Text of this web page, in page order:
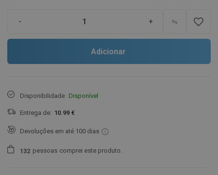
- + favorite_border
Adicionar
Disponibilidade: Disponível
Entrega de: 10.99 €
Devoluções em até 100 dias
1 32 pessoas comprei este produto.